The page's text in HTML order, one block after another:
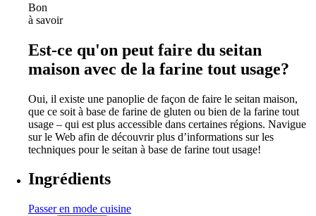
Bon
à savoir
Est-ce qu'on peut faire du seitan
maison avec de la farine tout usage?
Oui, il existe une panoplie de façon de faire le seitan maison,
que ce soit à base de farine de gluten ou bien de la farine tout
usage – qui est plus accessible dans certaines régions. Navigue
sur le Web afin de découvrir plus d’informations sur les
techniques pour le seitan à base de farine tout usage!
Ingrédients
Passer en mode cuisine